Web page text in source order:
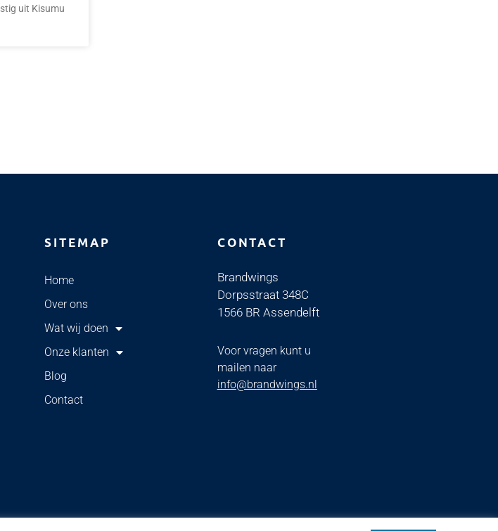
uit Kisumu
SITEMAP
Home
Over ons
Wat wij doen
Onze klanten
Blog
Contact
CONTACT
Brandwings
Dorpsstraat 348C
1566 BR Assendelft
Voor vragen kunt u
mailen naar
info@brandwings.nl